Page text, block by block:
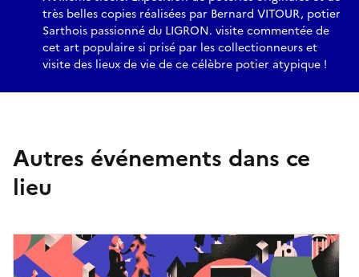
très belles copies réalisées par Bernard VITOUR, potier
Sarthois passionné du LIGRON. visite commentée de
cet art populaire si prisé par les collectionneurs et
visite des lieux de vie de ce célèbre potier atypique !
Autres événements dans ce
lieu